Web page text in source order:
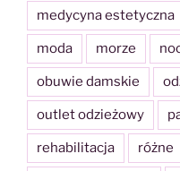
medycyna estetyczna
moda morze
obuwie damskie
outlet odzieżowy
rehabilitacja różne